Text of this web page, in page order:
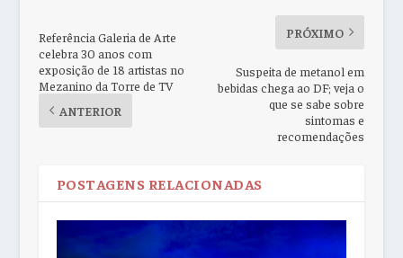
Referência Galeria de Arte
celebra 30 anos com
exposição de 18 artistas no
Mezanino da Torre de TV
ANTERIOR
PRÓXIMO
Suspeita de metanol em
bebidas chega ao DF; veja o
que se sabe sobre
sintomas e
recomendações
POSTAGENS RELACIONADAS